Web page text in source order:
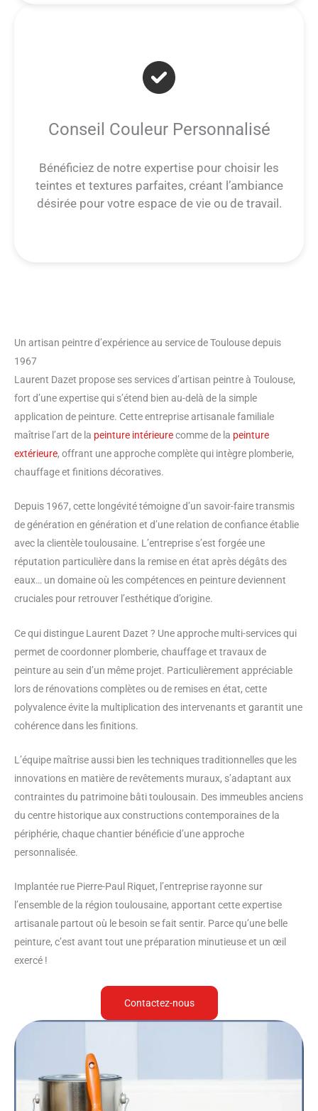
Conseil Couleur Personnalisé
Bénéficiez de notre expertise pour choisir les
teintes et textures parfaites, créant l’ambiance
désirée pour votre espace de vie ou de travail.
Un artisan peintre d’expérience au service de Toulouse depuis
1967
Laurent Dazet propose ses services d’artisan peintre à Toulouse,
fort d’une expertise qui s’étend bien au-delà de la simple
application de peinture. Cette entreprise artisanale familiale
maîtrise l’art de la peinture intérieurecomme de la peinture
extérieure, offrant une approche complète qui intègre plomberie,
chauffage et finitions décoratives.
Depuis 1967, cette longévité témoigne d’un savoir-faire transmis
de génération en génération et d’une relation de confiance établie
avec la clientèle toulousaine. L’entreprise s’est forgée une
réputation particulière dans la remise en état après dégâts des
eaux… un domaine où les compétences en peinture deviennent
cruciales pour retrouver l’esthétique d’origine.
Ce qui distingue Laurent Dazet ? Une approche multi-services qui
permet de coordonner plomberie, chauffage et travaux de
peinture au sein d’un même projet. Particulièrement appréciable
lors de rénovations complètes ou de remises en état, cette
polyvalence évite la multiplication des intervenants et garantit une
cohérence dans les finitions.
L’équipe maîtrise aussi bien les techniques traditionnelles que les
innovations en matière de revêtements muraux, s’adaptant aux
contraintes du patrimoine bâti toulousain. Des immeubles anciens
du centre historique aux constructions contemporaines de la
périphérie, chaque chantier bénéficie d’une approche
personnalisée.
Implantée rue Pierre-Paul Riquet, l’entreprise rayonne sur
l’ensemble de la région toulousaine, apportant cette expertise
artisanale partout où le besoin se fait sentir. Parce qu’une belle
peinture, c’est avant tout une préparation minutieuse et un œil
exercé !
Contactez-nous